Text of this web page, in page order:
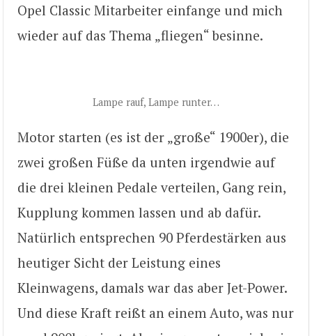
Opel Classic Mitarbeiter einfange und mich
wieder auf das Thema „fliegen“ besinne.
Lampe rauf, Lampe runter…
Motor starten (es ist der „große“ 1900er), die
zwei großen Füße da unten irgendwie auf
die drei kleinen Pedale verteilen, Gang rein,
Kupplung kommen lassen und ab dafür.
Natürlich entsprechen 90 Pferdestärken aus
heutiger Sicht der Leistung eines
Kleinwagens, damals war das aber Jet-Power.
Und diese Kraft reißt an einem Auto, was nur